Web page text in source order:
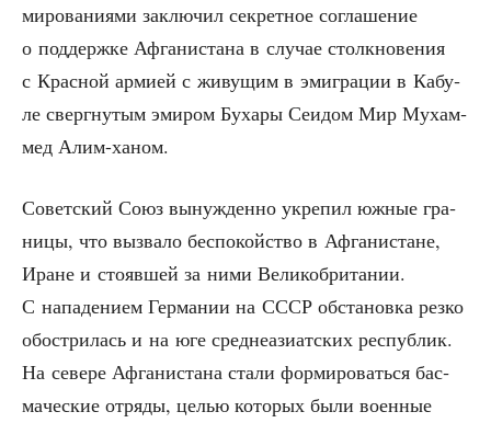
ми­ро­ва­ни­я­ми заклю­чил сек­рет­ное согла­ше­ние
о под­держ­ке Афга­ни­ста­на в слу­чае столк­но­ве­ния
с Крас­ной арми­ей с живу­щим в эми­гра­ции в Кабу­
ле сверг­ну­тым эми­ром Буха­ры Сеидом Мир Мухам­
мед Алим-ханом.
Совет­ский Союз вынуж­ден­но укре­пил южные гра­
ни­цы, что вызва­ло бес­по­кой­ство в Афга­ни­стане,
Иране и сто­яв­шей за ними Вели­ко­бри­та­нии.
С напа­де­ни­ем Гер­ма­нии на СССР обста­нов­ка рез­ко
обост­ри­лась и на юге сред­не­ази­ат­ских рес­пуб­лик.
На севе­ре Афга­ни­ста­на ста­ли фор­ми­ро­вать­ся бас­
ма­че­ские отря­ды, целью кото­рых были воен­ные